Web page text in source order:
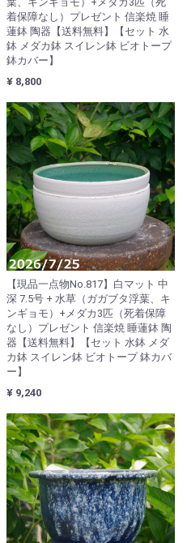
着保障なし）プレゼント 信楽焼 睡
蓮鉢 陶器【送料無料】【セット 水
鉢 メダカ鉢 スイレン鉢 ビオトープ
鉢カバー】
¥ 8,800
【現品一点物No.817】白マット 中
深 7.5号 + 水草（ガガブタ浮葉、キ
ンギョモ）+メダカ3匹（死着保障
なし）プレゼント 信楽焼 睡蓮鉢 陶
器【送料無料】【セット 水鉢 メダ
カ鉢 スイレン鉢 ビオトープ 鉢カバ
ー】
¥ 9,240